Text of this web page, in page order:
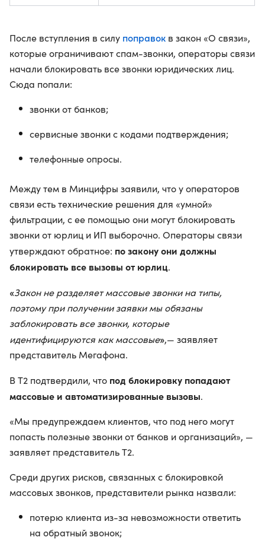
После вступления в силу поправок в закон «О связи»,
которые ограничивают спам-звонки, операторы связи
начали блокировать все звонки юридических лиц.
Сюда попали:
звонки от банков;
сервисные звонки с кодами подтверждения;
телефонные опросы.
Между тем в Минцифры заявили, что у операторов
связи есть технические решения для «умной»
фильтрации, с ее помощью они могут блокировать
звонки от юрлиц и ИП выборочно. Операторы связи
утверждают обратное: по закону они должны
блокировать все вызовы от юрлиц.
«Закон не разделяет массовые звонки на типы,
поэтому при получении заявки мы обязаны
заблокировать все звонки, которые
идентифицируются как массовые»,— заявляет
представитель Мегафона.
В Т2 подтвердили, что под блокировку попадают
массовые и автоматизированные вызовы.
«Мы предупреждаем клиентов, что под него могут
попасть полезные звонки от банков и организаций», —
заявляет представитель Т2.
Среди других рисков, связанных с блокировкой
массовых звонков, представители рынка назвали:
потерю клиента из-за невозможности ответить
на обратный звонок;